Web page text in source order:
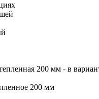
200 мм - в
200 мм